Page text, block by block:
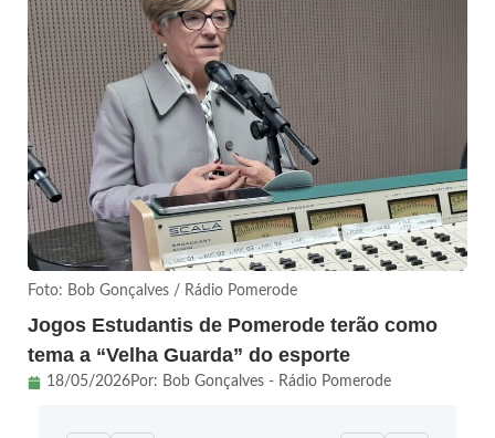
Foto: Bob Gonçalves / Rádio Pomerode
Jogos Estudantis de Pomerode terão como
tema a “Velha Guarda” do esporte
18/05/2026Por: Bob Gonçalves - Rádio Pomerode